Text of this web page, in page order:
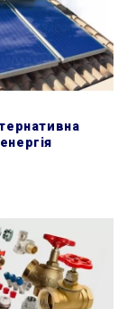
енергія